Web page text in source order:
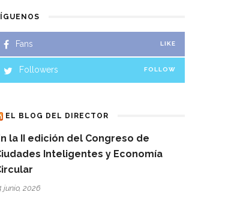
Fans LIKE
Followers FOLLOW
EL BLOG DEL DIRECTOR
la II edición del Congreso de
Inteligentes y Economía
junio, 2026